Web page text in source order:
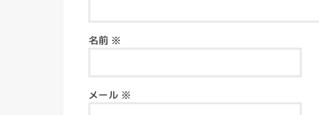
名前 ※
メール ※